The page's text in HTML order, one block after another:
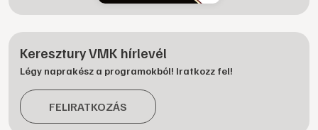
Keresztury VMK hírlevél
Légy naprakész a programokból! Iratkozz fel!
FELIRATKOZÁS